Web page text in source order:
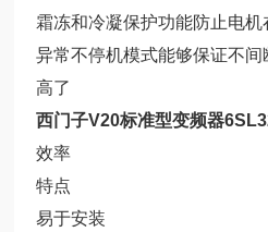
霜冻和冷凝保护功能防止电机
异常不停机模式能够保证不
高了
西门子V20标准型变频器
效率
特点
易于安装